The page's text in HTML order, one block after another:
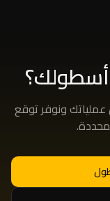
ونوفر توقع